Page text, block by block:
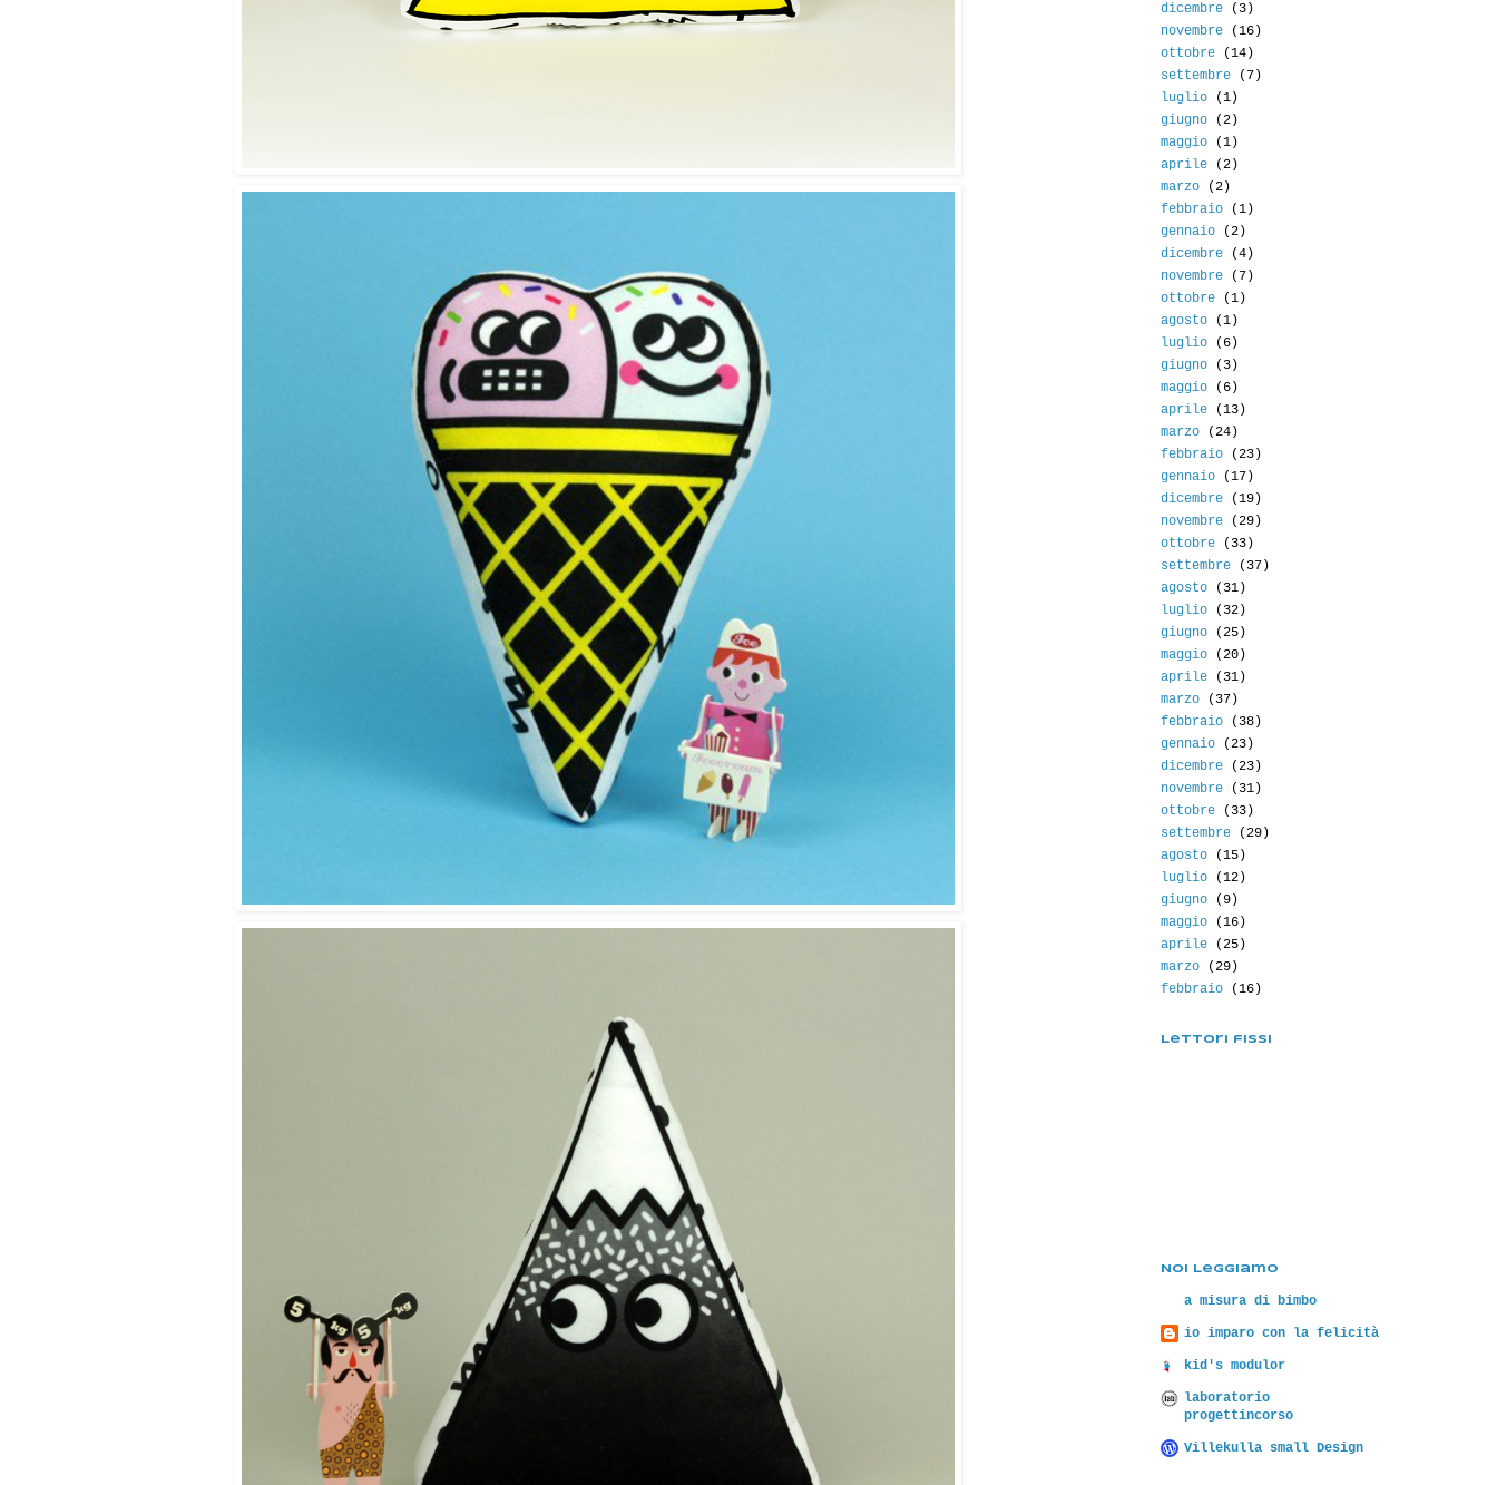
dicembre (3)
novembre (16)
ottobre (14)
settembre (7)
luglio (1)
giugno (2)
maggio (1)
aprile (2)
marzo (2)
febbraio (1)
gennaio (2)
dicembre (4)
novembre (7)
ottobre (1)
agosto (1)
luglio (6)
giugno (3)
maggio (6)
aprile (13)
marzo (24)
febbraio (23)
gennaio (17)
dicembre (19)
novembre (29)
ottobre (33)
settembre (37)
agosto (31)
luglio (32)
giugno (25)
maggio (20)
aprile (31)
marzo (37)
febbraio (38)
gennaio (23)
dicembre (23)
novembre (31)
ottobre (33)
settembre (29)
agosto (15)
luglio (12)
giugno (9)
maggio (16)
aprile (25)
marzo (29)
febbraio (16)
Lettori fissi
Noi Leggiamo
a misura di bimbo
io imparo con la felicità
kid's modulor
laboratorio
progettincorso
Villekulla small Design